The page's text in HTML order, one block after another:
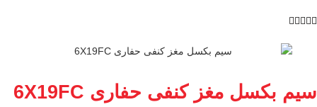

سیم بکسل مغز کنفی حفاری 6X19FC